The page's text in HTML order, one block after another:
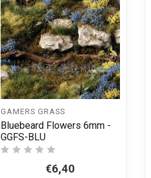
GAMERS GRASS
Bluebeard Flowers 6mm -
GGFS-BLU
€6,40